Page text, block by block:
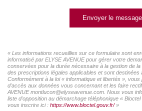
Envoyer le message
« Les informations recueillies sur ce formulaire sont
informatisé par ELYSE AVENUE pour gérer votre
conservées pour la durée nécessaire à la gestion de
des prescriptions légales applicables et sont destinées
Conformément à la loi « informatique et libertés »,
d'accès aux données vous concernant et les faire
AVENUE montlucon@elyseavenue.com. Nous vous
liste d'opposition au démarchage téléphonique «
vous inscrire ici : https://www.bloctel.gouv.fr/»